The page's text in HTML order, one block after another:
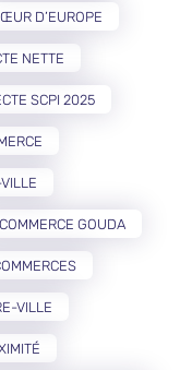
D’EUROPE
NETTE
SCPI 2025
COMMERCE GOUDA
VILLE